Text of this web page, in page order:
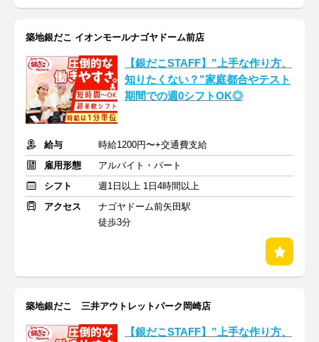
築地銀だこ イオンモールナゴヤドーム前店
【銀だこSTAFF】”上手な作り方、
知りたくない？”家庭都合やテスト
期間での週0シフトOK◎
給与
時給1200円〜+交通費支給
雇用形態
アルバイト・パート
シフト
週1日以上 1日4時間以上
アクセス
ナゴヤドーム前矢田駅
徒歩3分
築地銀だこ 三井アウトレットパーク岡崎店
【銀だこSTAFF】”上手な作り方、